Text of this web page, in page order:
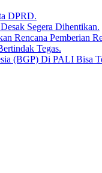
DPRD.
Segera Dihentikan.
Rencana Pemberian
Tegas.
(BGP) Di PALI Bisa